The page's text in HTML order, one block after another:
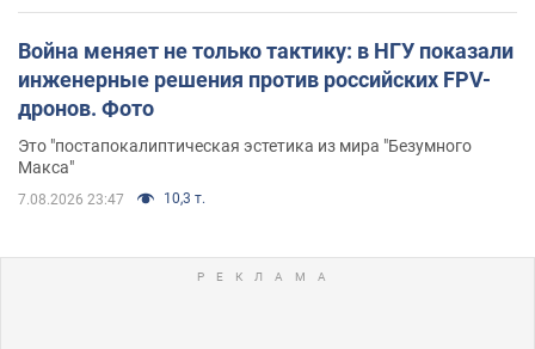
Война меняет не только тактику: в НГУ показали
инженерные решения против российских FPV-
дронов. Фото
Это "постапокалиптическая эстетика из мира "Безумного
Макса"
7.08.2026 23:47 10,3 т.